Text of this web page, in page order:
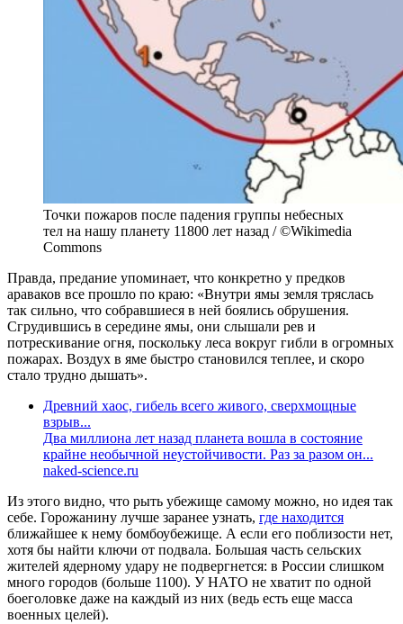
Точки пожаров после падения группы небесных
тел на нашу планету 11800 лет назад / ©Wikimedia
Commons
Правда, предание упоминает, что конкретно у предков
араваков все прошло по краю: «Внутри ямы земля тряслась
так сильно, что собравшиеся в ней боялись обрушения.
Сгрудившись в середине ямы, они слышали рев и
потрескивание огня, поскольку леса вокруг гибли в огромных
пожарах. Воздух в яме быстро становился теплее, и скоро
стало трудно дышать».
Древний хаос, гибель всего живого, сверхмощные
взрыв...
Два миллиона лет назад планета вошла в состояние
крайне необычной неустойчивости. Раз за разом он...
naked-science.ru
Из этого видно, что рыть убежище самому можно, но идея так
себе. Горожанину лучше заранее узнать, где находится
ближайшее к нему бомбоубежище. А если его поблизости нет,
хотя бы найти ключи от подвала. Большая часть сельских
жителей ядерному удару не подвергнется: в России слишком
много городов (больше 1100). У НАТО не хватит по одной
боеголовке даже на каждый из них (ведь есть еще масса
военных целей).